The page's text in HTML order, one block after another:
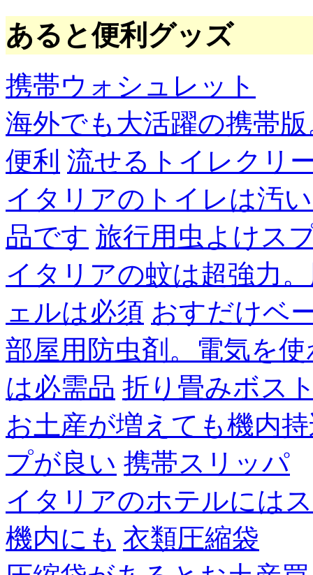
あると便利グッズ
携帯ウォシュレット
海外でも大活躍の携帯
便利 流せるトイレクリ
イタリアのトイレは汚
品です 旅行用虫よけス
イタリアの蚊は超強力
ェルは必須 おすだけベ
部屋用防虫剤。電気を
は必需品 折り畳みボス
お土産が増えても機内
プが良い 携帯スリッパ
イタリアのホテルには
機内にも 衣類圧縮袋